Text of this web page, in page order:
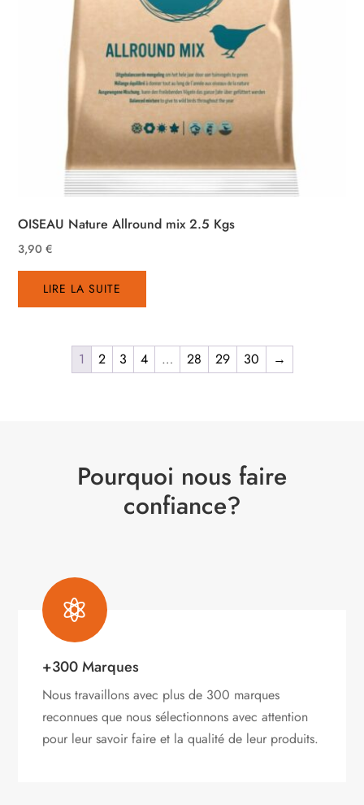
OISEAU Nature Allround mix 2.5 Kgs
3,90€
LIRE LA SUITE
1 2 3 4 … 28 29 30 →
Pourquoi nous faire
confiance?

+300 Marques
Nous travaillons avec plus de 300 marques
reconnues que nous sélectionnons avec attention
pour leur savoir faire et la qualité de leur produits.